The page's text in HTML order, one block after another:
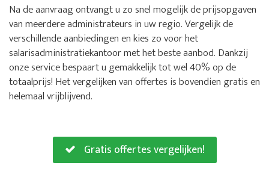
Na de aanvraag ontvangt u zo snel mogelijk de prijsopgaven
van meerdere administrateurs in uw regio. Vergelijk de
verschillende aanbiedingen en kies zo voor het
salarisadministratiekantoor met het beste aanbod. Dankzij
onze service bespaart u gemakkelijk tot wel 40% op de
totaalprijs! Het vergelijken van offertes is bovendien gratis en
helemaal vrijblijvend.
Gratis offertes vergelijken!